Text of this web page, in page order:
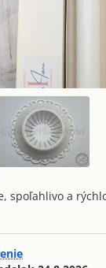
spoľahlivo a